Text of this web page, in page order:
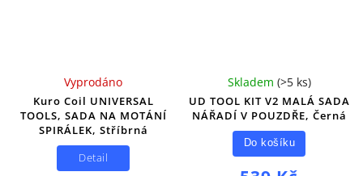
Kuro Coil UNIVERSAL
TOOLS, SADA NA MOTÁNÍ
SPIRÁLEK, Stříbrná
Vyprodáno
Detail
UD TOOL KIT V2 MALÁ SADA
NÁŘADÍ V POUZDŘE, Černá
Skladem (>5 ks)
Do košíku